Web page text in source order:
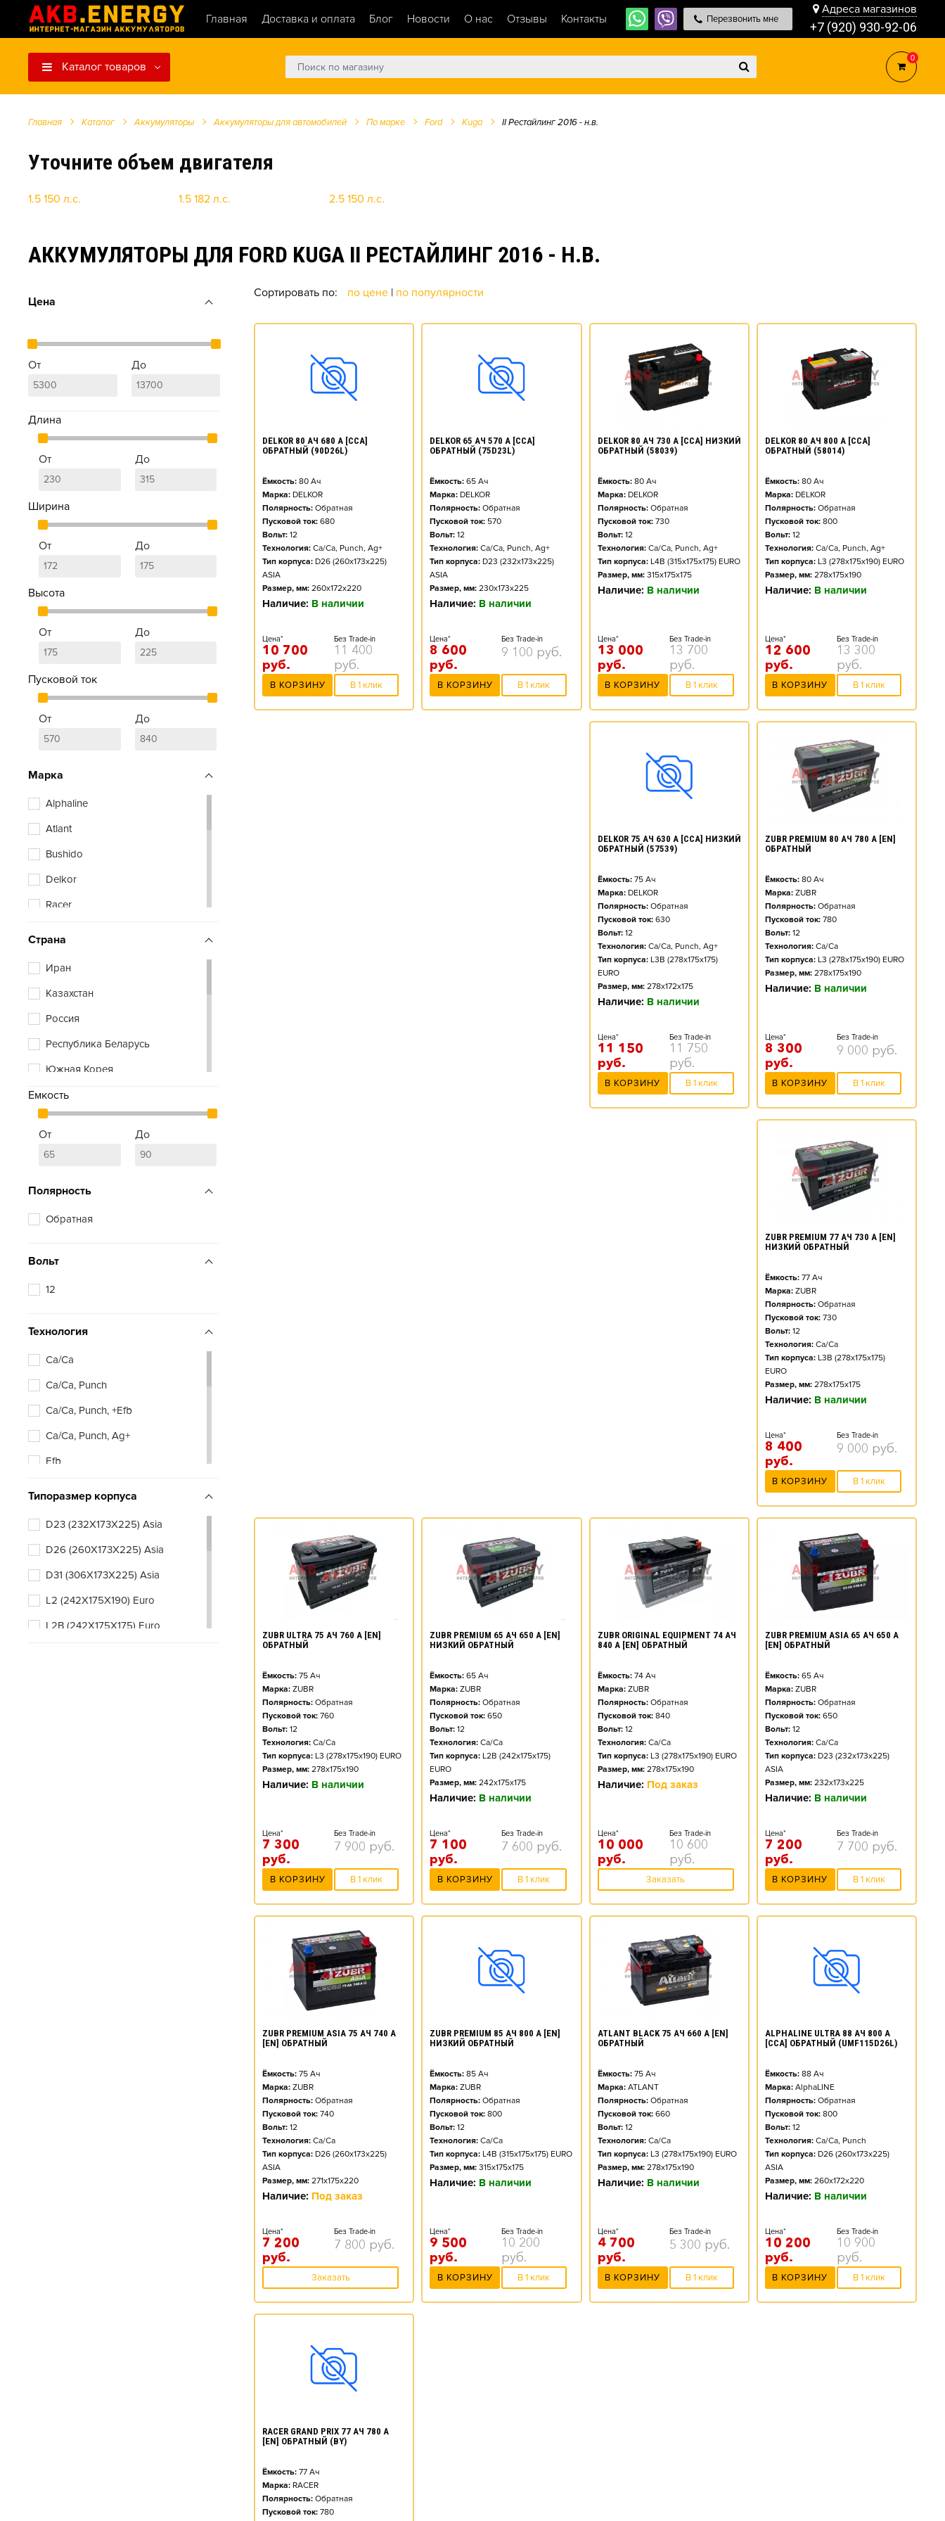
Главная Доставка и оплата Блог Новости О нас Отзывы Контакты Перезвонить мне
Адреса магазинов
+7 (920) 930-92-06
Каталог товаров
0
Главная Каталог Аккумуляторы Аккумуляторы для автомобилей По марке Ford Kuga II Рестайлинг 2016 - н.в.
Уточните объем двигателя
1.5 150 л.c. 1.5 182 л.c. 2.5 150 л.c.
АККУМУЛЯТОРЫ ДЛЯ FORD KUGA II РЕСТАЙЛИНГ 2016 - Н.В.
Цена
От До
Длина
От До
Ширина
От До
Высота
От До
Пусковой ток
От До
Марка
Alphaline
Atlant
Bushido
Delkor
Racer
Страна
Иран
Казахстан
Россия
Республика Беларусь
Южная Корея
Емкость
От До
Полярность
Обратная
Вольт
12
Технология
Ca/Ca
Ca/Ca, Punch
Ca/Ca, Punch, +Efb
Ca/Ca, Punch, Ag+
Efb
Типоразмер корпуса
D23 (232X173X225) Asia
D26 (260X173X225) Asia
D31 (306X173X225) Asia
L2 (242X175X190) Euro
L2B (242X175X175) Euro
Сортировать по: по цене | по популярности
DELKOR 80 АЧ 680 А [CCA]
ОБРАТНЫЙ (90D26L)
Ёмкость: 80 Ач
Марка: DELKOR
Полярность: Обратная
Пусковой ток: 680
Вольт: 12
Технология: Ca/Ca, Punch, Ag+
Тип корпуса: D26 (260x173x225)
ASIA
Размер, мм: 260x172x220
Наличие: В наличии
Цена*
10 700
руб.
Без Trade-in
11 400
руб.
В КОРЗИНУ В 1 клик
DELKOR 65 АЧ 570 А [CCA]
ОБРАТНЫЙ (75D23L)
Ёмкость: 65 Ач
Марка: DELKOR
Полярность: Обратная
Пусковой ток: 570
Вольт: 12
Технология: Ca/Ca, Punch, Ag+
Тип корпуса: D23 (232x173x225)
ASIA
Размер, мм: 230x173x225
Наличие: В наличии
Цена*
8 600
руб.
Без Trade-in
9 100 руб.
В КОРЗИНУ В 1 клик
DELKOR 80 АЧ 730 А [CCA] НИЗКИЙ
ОБРАТНЫЙ (58039)
Ёмкость: 80Ач
Марка: DELKOR
Полярность: Обратная
Пусковой ток: 730
Вольт: 12
Технология: Ca/Ca, Punch, Ag+
Тип корпуса: L4B (315x175x175) EURO
Размер, мм: 315x175x175
Наличие: В наличии
Цена*
13 000
руб.
Без Trade-in
13 700
руб.
В КОРЗИНУ В 1 клик
DELKOR 80 АЧ 800 А [CCA]
ОБРАТНЫЙ (58014)
Ёмкость: 80Ач
Марка: DELKOR
Полярность: Обратная
Пусковой ток: 800
Вольт: 12
Технология: Ca/Ca, Punch, Ag+
Тип корпуса: L3 (278x175x190) EURO
Размер, мм: 278x175x190
Наличие: В наличии
Цена*
12 600
руб.
Без Trade-in
13 300
руб.
В КОРЗИНУ В 1 клик
DELKOR 75 АЧ 630 А [CCA] НИЗКИЙ
ОБРАТНЫЙ (57539)
Ёмкость: 75Ач
Марка: DELKOR
Полярность: Обратная
Пусковой ток: 630
Вольт: 12
Технология: Ca/Ca, Punch, Ag+
Тип корпуса: L3B (278x175x175)
EURO
Размер, мм: 278x172x175
Наличие: В наличии
Цена*
11 150
руб.
Без Trade-in
11 750
руб.
В КОРЗИНУ В 1 клик
ZUBR PREMIUM 80 АЧ 780 А [EN]
ОБРАТНЫЙ
Ёмкость: 80Ач
Марка: ZUBR
Полярность: Обратная
Пусковой ток: 780
Вольт: 12
Технология: Ca/Ca
Тип корпуса: L3 (278x175x190) EURO
Размер, мм: 278x175x190
Наличие: В наличии
Цена*
8 300
руб.
Без Trade-in
9 000 руб.
В КОРЗИНУ В 1 клик
ZUBR PREMIUM 77 АЧ 730 А [EN]
НИЗКИЙ ОБРАТНЫЙ
Ёмкость: 77Ач
Марка: ZUBR
Полярность: Обратная
Пусковой ток: 730
Вольт: 12
Технология: Ca/Ca
Тип корпуса: L3B (278x175x175)
EURO
Размер, мм: 278x175x175
Наличие: В наличии
Цена*
8 400
руб.
Без Trade-in
9 000 руб.
В КОРЗИНУ В 1 клик
ZUBR ULTRA 75 АЧ 760 А [EN]
ОБРАТНЫЙ
Ёмкость: 75 Ач
Марка: ZUBR
Полярность: Обратная
Пусковой ток: 760
Вольт: 12
Технология: Ca/Ca
Тип корпуса: L3 (278x175x190) EURO
Размер, мм: 278x175x190
Наличие: В наличии
Цена*
7 300
руб.
Без Trade-in
7 900 руб.
В КОРЗИНУ В 1 клик
ZUBR PREMIUM 65 АЧ 650 А [EN]
НИЗКИЙ ОБРАТНЫЙ
Ёмкость: 65 Ач
Марка: ZUBR
Полярность: Обратная
Пусковой ток: 650
Вольт: 12
Технология: Ca/Ca
Тип корпуса: L2B (242x175x175)
EURO
Размер, мм: 242x175x175
Наличие: В наличии
Цена*
7 100
руб.
Без Trade-in
7 600 руб.
В КОРЗИНУ В 1 клик
ZUBR ORIGINAL EQUIPMENT 74 АЧ
840 А [EN] ОБРАТНЫЙ
Ёмкость: 74Ач
Марка: ZUBR
Полярность: Обратная
Пусковой ток: 840
Вольт: 12
Технология: Ca/Ca
Тип корпуса: L3 (278x175x190) EURO
Размер, мм: 278x175x190
Наличие: Под заказ
Цена*
10 000
руб.
Без Trade-in
10 600
руб.
Заказать
ZUBR PREMIUM ASIA 65 АЧ 650 А
[EN] ОБРАТНЫЙ
Ёмкость: 65Ач
Марка: ZUBR
Полярность: Обратная
Пусковой ток: 650
Вольт: 12
Технология: Ca/Ca
Тип корпуса: D23 (232x173x225)
ASIA
Размер, мм: 232x173x225
Наличие: В наличии
Цена*
7 200
руб.
Без Trade-in
7 700 руб.
В КОРЗИНУ В 1 клик
ZUBR PREMIUM ASIA 75 АЧ 740 А
[EN] ОБРАТНЫЙ
Ёмкость: 75 Ач
Марка: ZUBR
Полярность: Обратная
Пусковой ток: 740
Вольт: 12
Технология: Ca/Ca
Тип корпуса: D26 (260x173x225)
ASIA
Размер, мм: 271x175x220
Наличие: Под заказ
Цена*
7 200
руб.
Без Trade-in
7 800 руб.
Заказать
ZUBR PREMIUM 85 АЧ 800 А [EN]
НИЗКИЙ ОБРАТНЫЙ
Ёмкость: 85 Ач
Марка: ZUBR
Полярность: Обратная
Пусковой ток: 800
Вольт: 12
Технология: Ca/Ca
Тип корпуса: L4B (315x175x175) EURO
Размер, мм: 315x175x175
Наличие: В наличии
Цена*
9 500
руб.
Без Trade-in
10 200
руб.
В КОРЗИНУ В 1 клик
ATLANT BLACK 75 АЧ 660 А [EN]
ОБРАТНЫЙ
Ёмкость: 75Ач
Марка: ATLANT
Полярность: Обратная
Пусковой ток: 660
Вольт: 12
Технология: Ca/Ca
Тип корпуса: L3 (278x175x190) EURO
Размер, мм: 278x175x190
Наличие: В наличии
Цена*
4 700
руб.
Без Trade-in
5 300 руб.
В КОРЗИНУ В 1 клик
ALPHALINE ULTRA 88 АЧ 800 А
[CCA] ОБРАТНЫЙ (UMF115D26L)
Ёмкость: 88Ач
Марка: AlphaLINE
Полярность: Обратная
Пусковой ток: 800
Вольт: 12
Технология: Ca/Ca, Punch
Тип корпуса: D26 (260x173x225)
ASIA
Размер, мм: 260x172x220
Наличие: В наличии
Цена*
10 200
руб.
Без Trade-in
10 900
руб.
В КОРЗИНУ В 1 клик
RACER GRAND PRIX 77 АЧ 780 А
[EN] ОБРАТНЫЙ (BY)
Ёмкость: 77 Ач
Марка: RACER
Полярность: Обратная
Пусковой ток: 780